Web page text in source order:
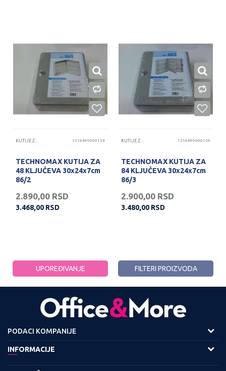
KUTIJE ZA KLJUČEVE 1216899000128
TECHNOMAX KUTIJA ZA
48 KLJUČEVA 30x24x7cm
86/2
2.890,00 RSD
3.468,00 RSD
KUTIJE ZA KLJUČEVE 1216899000129
TECHNOMAX KUTIJA ZA
84 KLJUČEVA 30x24x7cm
86/3
2.900,00 RSD
3.480,00 RSD
UPOREĐIVANJE FILTERI PROIZVODA
PODACI KOMPANIJE
Adresa :
INFORMACIJE